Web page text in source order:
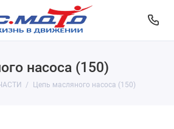
насоса (150)
Цепь масляного насоса (150)